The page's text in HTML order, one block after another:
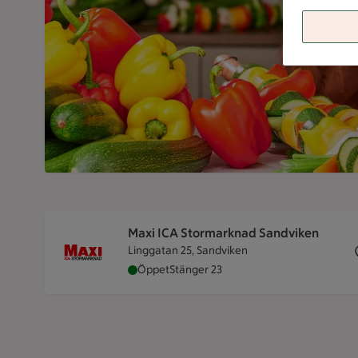
Maxi ICA Stormarknad Sandviken
Linggatan 25, Sandviken
Maxi ICA Stormarknad Sandviken är
ÖppetStänger 23